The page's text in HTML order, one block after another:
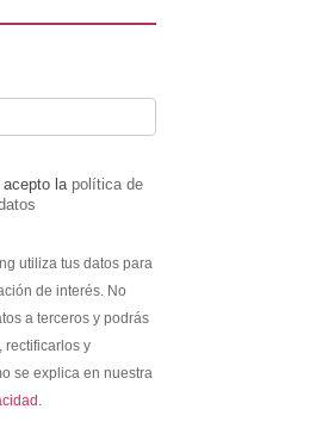
acepto la política de
utiliza tus datos para
de interés. No
a terceros y podrás
rectificarlos y
se explica en nuestra